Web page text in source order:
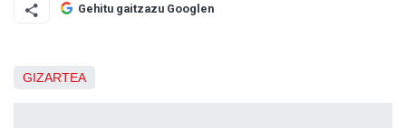
Gehitu gaitzazu Googlen
GIZARTEA